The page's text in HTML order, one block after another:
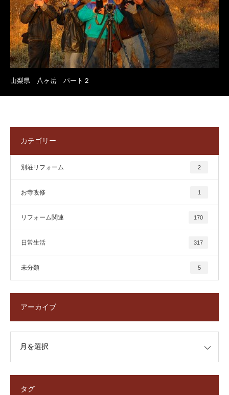
山梨県 八ヶ岳 パート２
カテゴリー
別荘リフォーム 2
お寺改修 1
リフォーム関連 170
日常生活 317
未分類 5
アーカイブ
タグ